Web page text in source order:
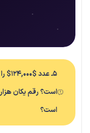
۵ـ
است؟ رقم یکان
است؟